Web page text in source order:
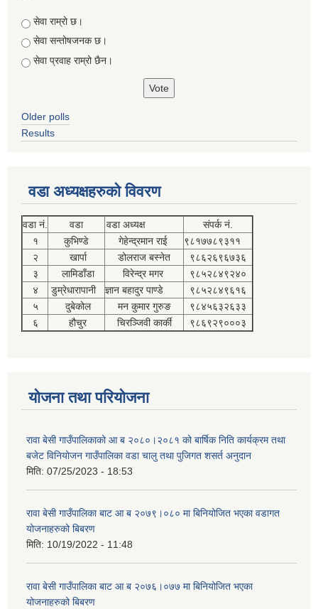
Choices
सेवा राम्रो छ।
सेवा सन्तोषजनक छ।
सेवा प्रवाह राम्रो छैन।
Older polls
Results
वडा अध्यक्षहरुको विवरण
वडा नं. वडा वडा अध्यक्ष
संपर्क नं.
१
कुभिण्डे गेहेन्द्रमान राई
९८१७७८९३११
२
खार्पा डोलराज बस्नेत
९८६२६९६७३६
३
लामिडाँडा विरेन्द्र मगर
९८५२८४९२४०
४
डुम्रेधारापानी ज्ञान बहादुर पाण्डे
९८५२८४९६१६
५
दुबेकोल मन कुमार गुरुङ
९८४५६३२६३३
६
हौचुर चिरञ्जिवी कार्की ९८६९२९०००३
योजना तथा परियोजना
रावा बेसी गाउँपालिकाको आ ब २०८०।२०८१ को बार्षिक निति कार्यक्रम तथा
बजेट विनियोजन गाउँपालिका वडा चालु तथा पुजिगत शसर्त अनुदान
मिति: 07/25/2023 - 18:53
रावा बेसी गाउँपालिका बाट आ ब २०७९।०८० मा बिनियोजित भएका वडागत
योजनाहरुको बिबरण
मिति: 10/19/2022 - 11:48
रावा बेसी गाउँपालिका बाट आ ब २०७६।०७७ मा बिनियोजित भएका
योजनाहरुको बिबरण